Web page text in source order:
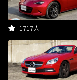
1717人